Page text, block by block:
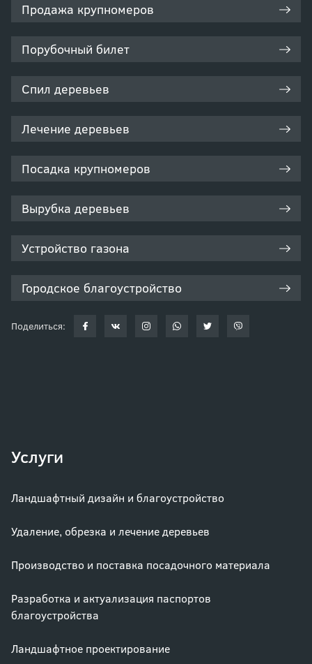
Продажа крупномеров
Порубочный билет
Спил деревьев
Лечение деревьев
Посадка крупномеров
Вырубка деревьев
Устройство газона
Городское благоустройство
Поделиться:
Услуги
Ландшафтный дизайн и благоустройство
Удаление, обрезка и лечение деревьев
Производство и поставка посадочного материала
Разработка и актуализация паспортов
благоустройства
Ландшафтное проектирование